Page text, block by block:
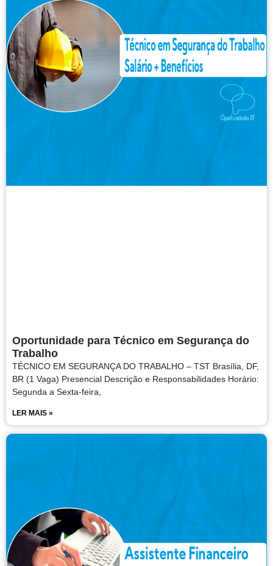
Oportunidade para Técnico em Segurança do
Trabalho
TÉCNICO EM SEGURANÇA DO TRABALHO – TST Brasília, DF,
BR (1 Vaga) Presencial Descrição e Responsabilidades Horário:
Segunda a Sexta-feira,
LER MAIS »